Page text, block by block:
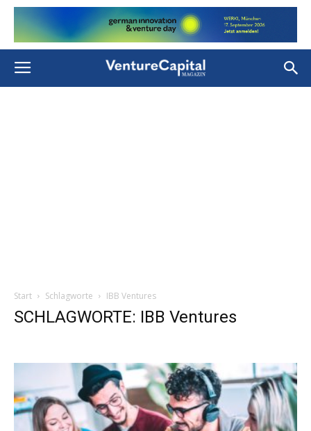
Start Schlagworte IBB Ventures
SCHLAGWORTE: IBB Ventures